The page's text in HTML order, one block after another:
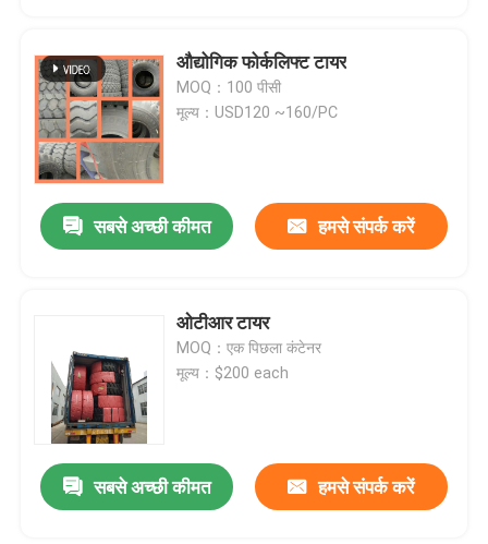
होम
औद्योगिक फोर्कलिफ्ट टायर
MOQ：100 पीसी
मूल्य：USD120 ~160/PC
सबसे अच्छी कीमत हमसे संपर्क करें
ओटीआर टायर
MOQ：एक पिछला कंटेनर
मूल्य：$200 each
सबसे अच्छी कीमत हमसे संपर्क करें